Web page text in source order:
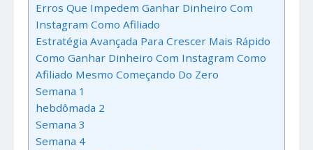
Erros Que Impedem Ganhar Dinheiro Com
Instagram Como Afiliado
Estratégia Avançada Para Crescer Mais Rápido
Como Ganhar Dinheiro Com Instagram Como
Afiliado Mesmo Começando Do Zero
Semana 1
hebdômada 2
Semana 3
Semana 4